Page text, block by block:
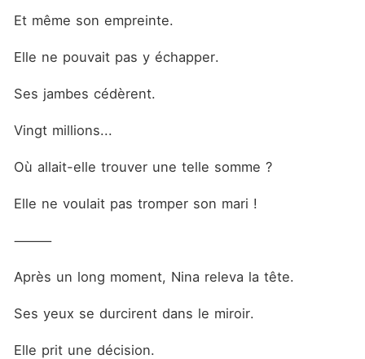
Et même son empreinte.
Elle ne pouvait pas y échapper.
Ses jambes cédèrent.
Vingt millions...
Où allait-elle trouver une telle somme ?
Elle ne voulait pas tromper son mari !
⸻
Après un long moment, Nina releva la tête.
Ses yeux se durcirent dans le miroir.
Elle prit une décision.